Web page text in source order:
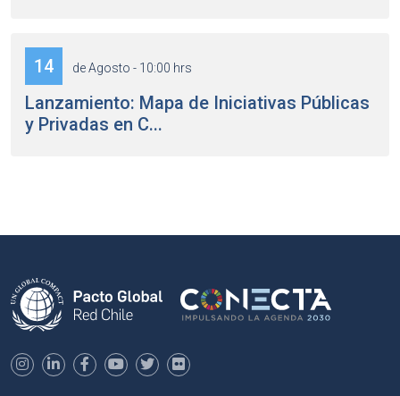
14 de Agosto - 10:00 hrs
Lanzamiento: Mapa de Iniciativas Públicas
y Privadas en C...